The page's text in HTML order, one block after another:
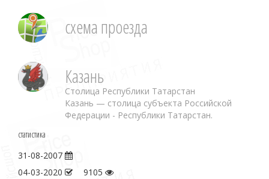
схема проезда
Казань
Столица Республики Татарстан
Казань — столица субъекта Российской
Федерации - Республики Татарстан.
статистика
31-08-2007
04-03-2020
9105